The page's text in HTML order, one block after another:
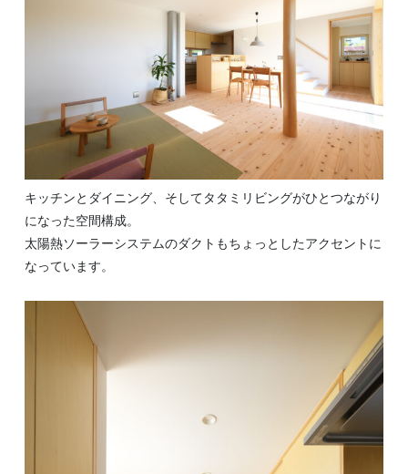
キッチンとダイニング、そしてタタミリビングがひとつながり
になった空間構成。
太陽熱ソーラーシステムのダクトもちょっとしたアクセントに
なっています。